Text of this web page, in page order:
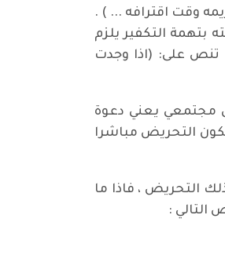
على تجريمه وقت اقترافه ... ) .
بتهمة التكفير يلزم
من قانون اصول المحاكمات الجزائية رقم 23 لسنة 1971 المعدل التي تنص على: (اذا وجدت
مجتمعي يعني دعوة
التحريض مباشرا
التحريض ، فاذا ما